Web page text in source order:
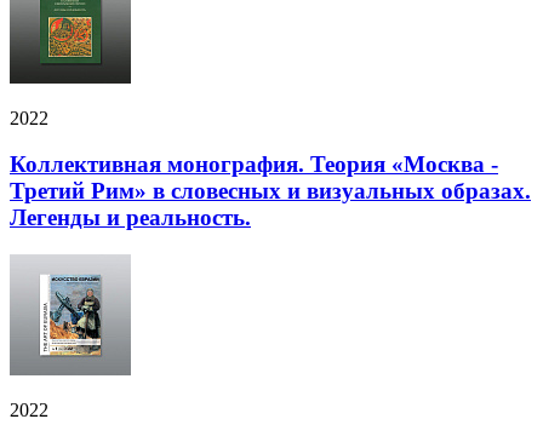
2022
Коллективная монография. Теория «Москва -
Третий Рим» в словесных и визуальных образах.
Легенды и реальность.
2022